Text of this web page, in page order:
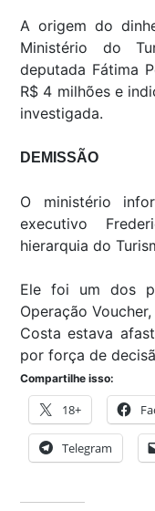
A origem do
Ministério do
deputada Fátima
R$ 4 milhões e
investigada.
DEMISSÃO
O ministério
executivo
hierarquia do
Ele foi um dos
Operação
Costa estava
por força de
Compartilhe isso:
18+
Telegram